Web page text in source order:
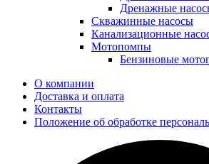
Дренажные
Скважинные насосы
Канализационные
Мотопомпы
Бензиновые
О компании
Доставка и оплата
Контакты
Положение об обработке